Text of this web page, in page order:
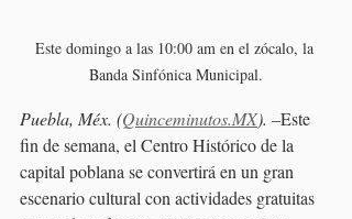
Este domingo a las 10:00 am en el zócalo, la
Banda Sinfónica Municipal.
Puebla, Méx. (Quinceminutos.MX). –Este
fin de semana, el Centro Histórico de la
capital poblana se convertirá en un gran
escenario cultural con actividades gratuitas